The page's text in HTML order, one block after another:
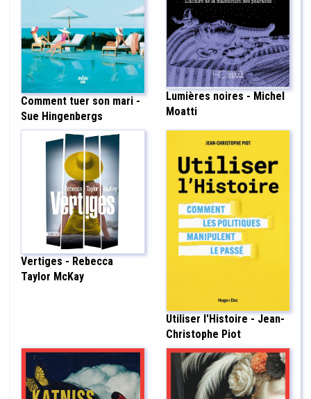
Comment tuer son mari -
Sue Hingenbergs
Lumières noires - Michel
Moatti
Vertiges - Rebecca
Taylor McKay
Utiliser l'Histoire - Jean-
Christophe Piot